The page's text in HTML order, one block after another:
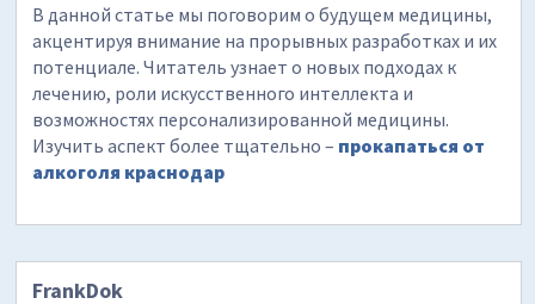
В данной статье мы поговорим о будущем медицины,
акцентируя внимание на прорывных разработках и их
потенциале. Читатель узнает о новых подходах к
лечению, роли искусственного интеллекта и
возможностях персонализированной медицины.
Изучить аспект более тщательно – прокапаться от
алкоголя краснодар
FrankDok